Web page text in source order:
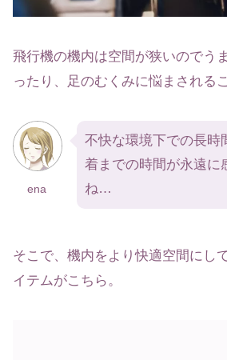
飛行機の機内は空間が狭いのでう
ったり、足のむくみに悩まされる
ena
不快な環境下での長時
着までの時間が永遠に
ね…
そこで、機内をより快適空間にし
イテムがこちら。